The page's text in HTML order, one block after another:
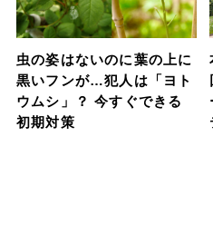
虫の姿はないのに葉の上に
黒いフンが…犯人は「ヨト
ウムシ」？ 今すぐできる
初期対策